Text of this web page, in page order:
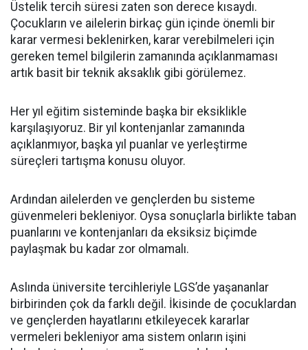
Üstelik tercih süresi zaten son derece kısaydı.
Çocukların ve ailelerin birkaç gün içinde önemli bir
karar vermesi beklenirken, karar verebilmeleri için
gereken temel bilgilerin zamanında açıklanmaması
artık basit bir teknik aksaklık gibi görülemez.
Her yıl eğitim sisteminde başka bir eksiklikle
karşılaşıyoruz. Bir yıl kontenjanlar zamanında
açıklanmıyor, başka yıl puanlar ve yerleştirme
süreçleri tartışma konusu oluyor.
Ardından ailelerden ve gençlerden bu sisteme
güvenmeleri bekleniyor. Oysa sonuçlarla birlikte taban
puanlarını ve kontenjanları da eksiksiz biçimde
paylaşmak bu kadar zor olmamalı.
Aslında üniversite tercihleriyle LGS’de yaşananlar
birbirinden çok da farklı değil. İkisinde de çocuklardan
ve gençlerden hayatlarını etkileyecek kararlar
vermeleri bekleniyor ama sistem onların işini